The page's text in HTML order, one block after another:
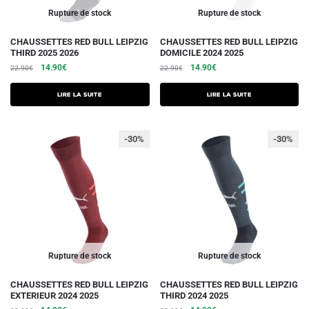
Rupture de stock
CHAUSSETTES RED BULL LEIPZIG
THIRD 2025 2026
22.90€
Le
initial
était :
14.90€Le
actuel
est :
Lire la suite
Rupture de stock
CHAUSSETTES RED BULL LEIPZIG
DOMICILE 2024 2025
22.90€
Le
initial
était :
14.90€Le
actuel
est :
Lire la suite
Rupture de stock
-30%
CHAUSSETTES RED BULL LEIPZIG
EXTERIEUR 2024 2025
Rupture de stock
-30%
CHAUSSETTES RED BULL LEIPZIG
THIRD 2024 2025